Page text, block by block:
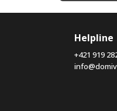
Helpline
+421 919